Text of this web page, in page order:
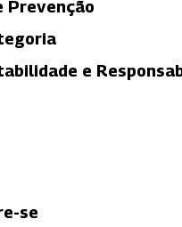
Prevenção
e
se